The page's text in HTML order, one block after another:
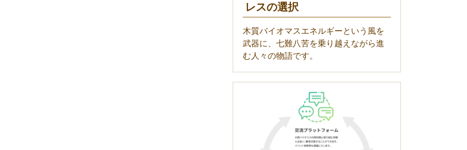
レスの選択
木質バイオマスエネルギーという風を
武器に、七難八苦を乗り越えながら進
む人々の物語です。